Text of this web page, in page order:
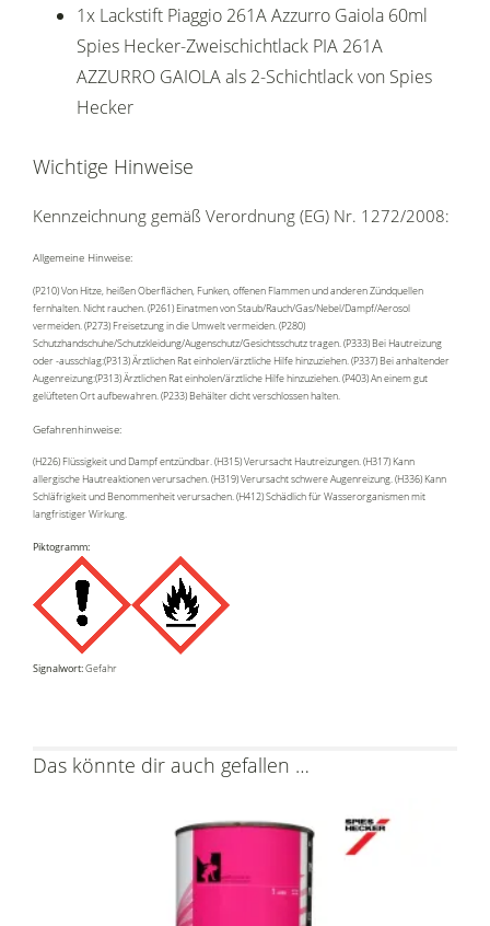
1x Lackstift Piaggio 261A Azzurro Gaiola 60ml
Spies Hecker-Zweischichtlack PIA 261A
AZZURRO GAIOLA als 2-Schichtlack von Spies
Hecker
Wichtige Hinweise
Kennzeichnung gemäß Verordnung (EG) Nr. 1272/2008:
Allgemeine Hinweise:
(P210) Von Hitze, heißen Oberflächen, Funken, offenen Flammen und anderen Zündquellen
fernhalten. Nicht rauchen. (P261) Einatmen von Staub/Rauch/Gas/Nebel/Dampf/Aerosol
vermeiden. (P273) Freisetzung in die Umwelt vermeiden. (P280)
Schutzhandschuhe/Schutzkleidung/Augenschutz/Gesichtsschutz tragen. (P333) Bei Hautreizung
oder -ausschlag:(P313) Ärztlichen Rat einholen/ärztliche Hilfe hinzuziehen. (P337) Bei anhaltender
Augenreizung:(P313) Ärztlichen Rat einholen/ärztliche Hilfe hinzuziehen. (P403) An einem gut
gelüfteten Ort aufbewahren. (P233) Behälter dicht verschlossen halten.
Gefahrenhinweise:
(H226) Flüssigkeit und Dampf entzündbar. (H315) Verursacht Hautreizungen. (H317) Kann
allergische Hautreaktionen verursachen. (H319) Verursacht schwere Augenreizung. (H336) Kann
Schläfrigkeit und Benommenheit verursachen. (H412) Schädlich für Wasserorganismen mit
langfristiger Wirkung.
Piktogramm:
Signalwort:Gefahr
Das könnte dir auch gefallen …